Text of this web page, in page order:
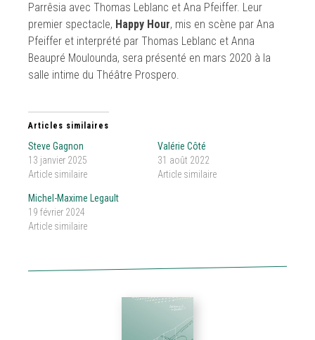
Parrêsia avec Thomas Leblanc et Ana Pfeiffer. Leur
premier spectacle, Happy Hour, mis en scène par Ana
Pfeiffer et interprété par Thomas Leblanc et Anna
Beaupré Moulounda, sera présenté en mars 2020 à la
salle intime du Théâtre Prospero.
Articles similaires
Steve Gagnon
13 janvier 2025
Article similaire
Valérie Côté
31 août 2022
Article similaire
Michel-Maxime Legault
19 février 2024
Article similaire